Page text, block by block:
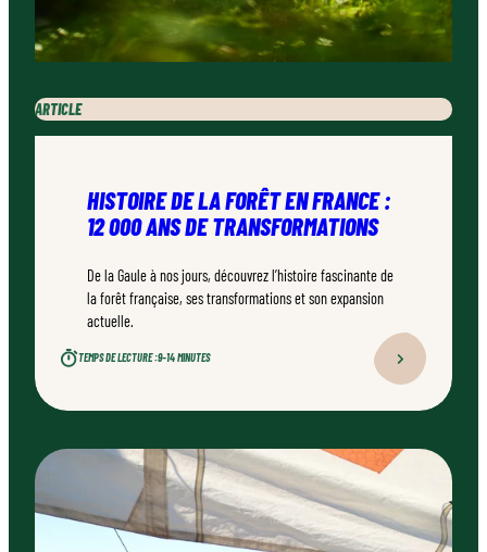
ARTICLE
HISTOIRE DE LA FORÊT EN FRANCE :
12 000 ANS DE TRANSFORMATIONS
De la Gaule à nos jours, découvrez l’histoire fascinante de
la forêt française, ses transformations et son expansion
actuelle.
TEMPS DE LECTURE :9–14 MINUTES